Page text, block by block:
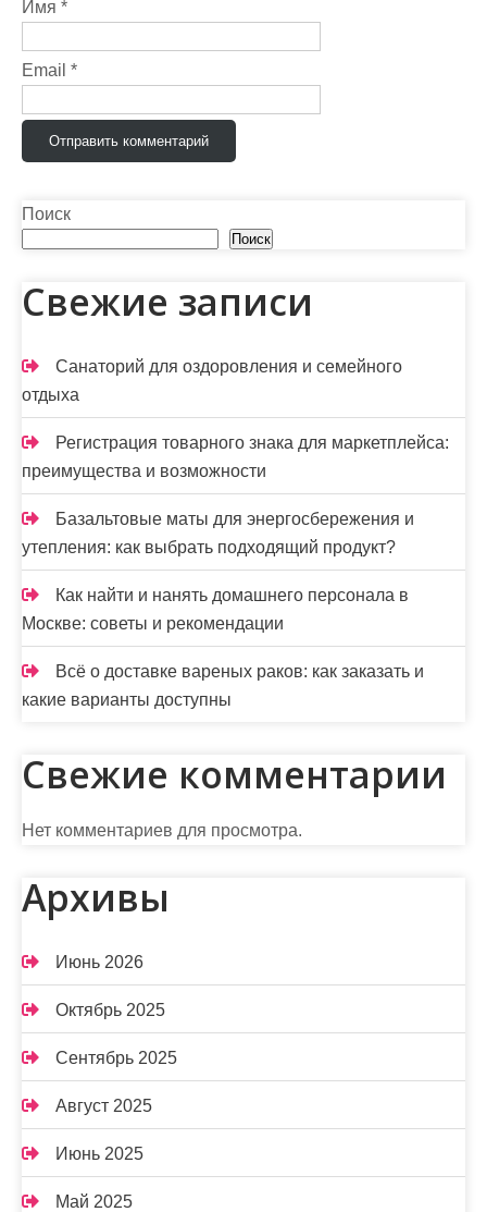
а
п
и
с
м
Имя *
Email *
Поиск
Поиск
Свежие записи
Санаторий для оздоровления и семейного
отдыха
Регистрация товарного знака для маркетплейса:
преимущества и возможности
Базальтовые маты для энергосбережения и
утепления: как выбрать подходящий продукт?
Как найти и нанять домашнего персонала в
Москве: советы и рекомендации
Всё о доставке вареных раков: как заказать и
какие варианты доступны
Свежие комментарии
Нет комментариев для просмотра.
Архивы
Июнь 2026
Октябрь 2025
Сентябрь 2025
Август 2025
Июнь 2025
Май 2025